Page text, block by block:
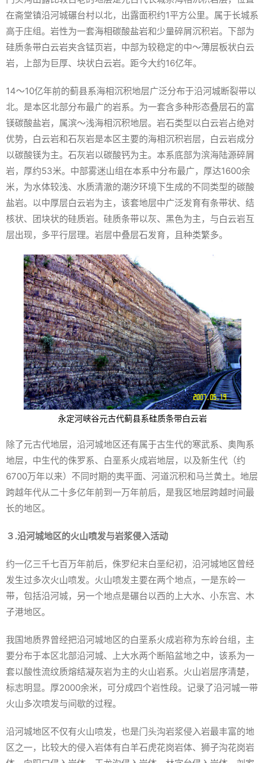
在斋堂镇沿河城碾台村以北，出露面积约1平方公里。属于长城系
高于庄组。岩性为一套海相碳酸盐岩和少量碎屑沉积岩。下部为
硅质条带白云岩夹含锰页岩，中部为较稳定的中～薄层板状白云
岩，上部为巨厚、块状白云岩。距今大约16亿年。
14～10亿年前的蓟县系海相沉积地层广泛分布于沿河城断裂带以
北。是本区北部分布最广的岩系。为一套含多种形态叠层石的富
镁碳酸盐岩，属滨～浅海相沉积地层。岩石类型以白云岩占绝对
优势，白云岩和石灰岩是本区主要的海相沉积岩层，白云岩成分
以碳酸镁为主。石灰岩以碳酸钙为主。本系底部为滨海陆源碎屑
岩，厚约53米。中部雾迷山组在本系中分布最广，厚达1600余
米，为水体较浅、水质清澈的潮汐环境下生成的不同类型的碳酸
盐岩。以中厚层白云岩为主，该套地层中广泛发育有条带状、结
核状、团块状的硅质岩。硅质条带以灰、黑色为主，与白云岩互
层出现，多平行层理。岩层中叠层石发育，且种类繁多。
永定河峡谷元古代蓟县系硅质条带白云岩
除了元古代地层，沿河城地区还有属于古生代的寒武系、奥陶系
地层，中生代的侏罗系、白垩系火成岩地层，以及新生代（约
6700万年以来）不同时期的夷平面、河道沉积和马兰黄土。地层
跨越年代从二十多亿年前到一万年前后，是我区地层跨越时间最
长的地区。
３.沿河城地区的火山喷发与岩浆侵入活动
约一亿三千七百万年前后，侏罗纪末白垩纪初，沿河城地区曾经
发生过多次火山喷发。火山喷发主要在两个地点，一是东岭一
带，包括沿河城，另一个地点是碾台以西的上大水、小东宫、木
子港地区。
我国地质界曾经把沿河城地区的白垩系火成岩称为东岭台组，主
要分布于本区北部沿河城、上大水两个断陷盆地之中，该系为一
套以酸性流纹质熔结凝灰岩为主的火山岩系。火山岩层序清楚，
标志明显。厚2000余米，可分成四个岩性段。记录了沿河城一带
火山多次喷发与间歇的过程。
沿河城地区不仅有火山喷发，也是门头沟岩浆侵入岩最丰富的地
区之一，比较大的侵入岩体有白羊石虎花岗岩体、狮子沟花岗岩